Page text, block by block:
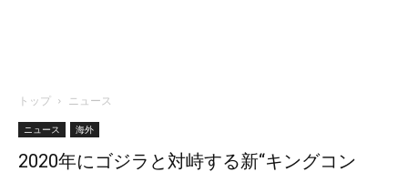
トップ ニュース
ニュース 海外
2020年にゴジラと対峙する新“キングコン